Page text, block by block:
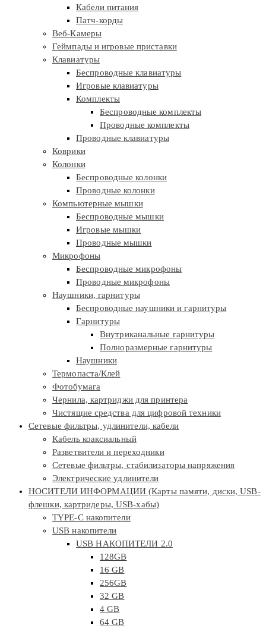
Кабели питания
Патч-корды
Веб-Камеры
Геймпады и игровые приставки
Клавиатуры
Беспроводные клавиатуры
Игровые клавиатуры
Комплекты
Беспроводные комплекты
Проводные комплекты
Проводные клавиатуры
Коврики
Колонки
Беспроводные колонки
Проводные колонки
Компьютерные мышки
Беспроводные мышки
Игровые мышки
Проводные мышки
Микрофоны
Беспроводные микрофоны
Проводные микрофоны
Наушники, гарнитуры
Беспроводные наушники и гарнитуры
Гарнитуры
Внутриканальные гарнитуры
Полноразмерные гарнитуры
Наушники
Термопаста/Клей
Фотобумага
Чернила, картриджи для принтера
Чистящие средства для цифровой техники
Сетевые фильтры, удлинители, кабели
Кабель коаксиальный
Разветвители и переходники
Сетевые фильтры, стабилизаторы напряжения
Электрические удлинители
НОСИТЕЛИ ИНФОРМАЦИИ (Карты памяти, диски, USB-
флешки, картридеры, USB-хабы)
TYPE-C накопители
USB накопители
USB НАКОПИТЕЛИ 2.0
128GB
16 GB
256GB
32 GB
4 GB
64 GB